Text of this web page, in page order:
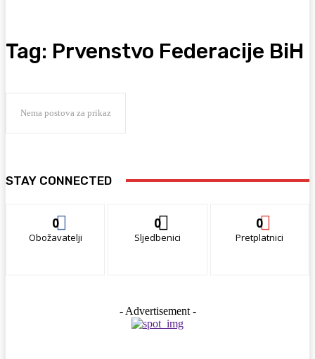
Tag: Prvenstvo Federacije BiH
Nema postova za prikaz
STAY CONNECTED
0
Obožavatelji
0
Sljedbenici
0
Pretplatnici
- Advertisement -